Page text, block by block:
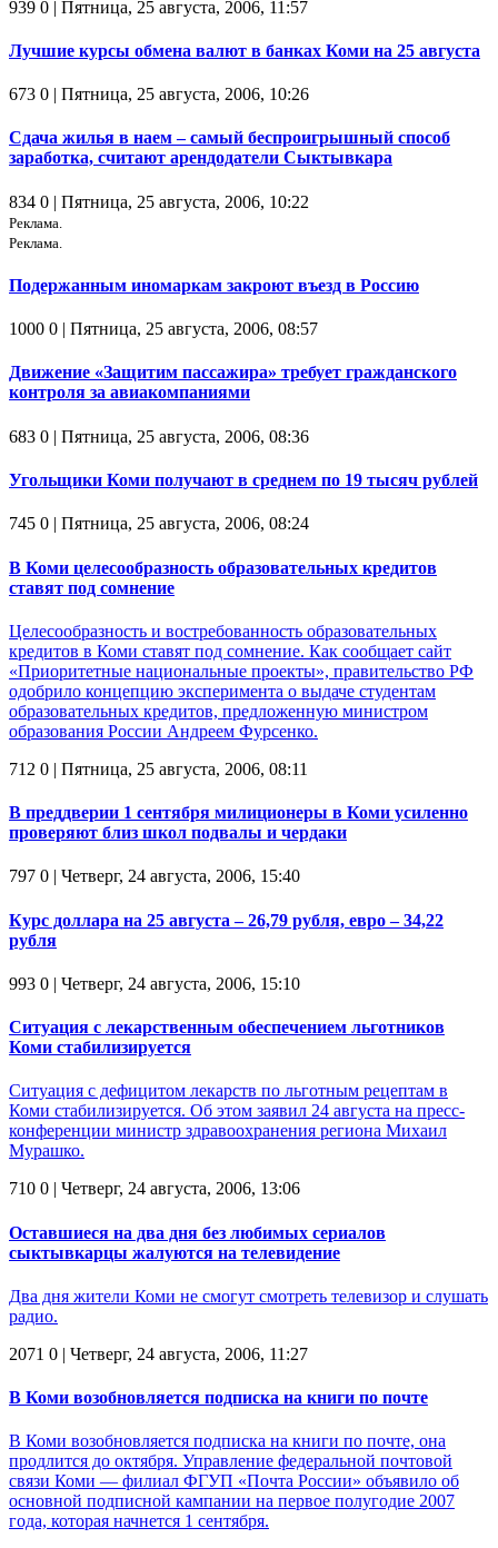
939 0 | Пятница, 25 августа, 2006, 11:57
Лучшие курсы обмена валют в банках Коми на 25 августа
673 0 | Пятница, 25 августа, 2006, 10:26
Сдача жилья в наем – самый беспроигрышный способ
заработка, считают арендодатели Сыктывкара
834 0 | Пятница, 25 августа, 2006, 10:22
Реклама.
Реклама.
Подержанным иномаркам закроют въезд в Россию
1000 0 | Пятница, 25 августа, 2006, 08:57
Движение «Защитим пассажира» требует гражданского
контроля за авиакомпаниями
683 0 | Пятница, 25 августа, 2006, 08:36
Угольщики Коми получают в среднем по 19 тысяч рублей
745 0 | Пятница, 25 августа, 2006, 08:24
В Коми целесообразность образовательных кредитов
ставят под сомнение
Целесообразность и востребованность образовательных
кредитов в Коми ставят под сомнение. Как сообщает сайт
«Приоритетные национальные проекты», правительство РФ
одобрило концепцию эксперимента о выдаче студентам
образовательных кредитов, предложенную министром
образования России Андреем Фурсенко.
712 0 | Пятница, 25 августа, 2006, 08:11
В преддверии 1 сентября милиционеры в Коми усиленно
проверяют близ школ подвалы и чердаки
797 0 | Четверг, 24 августа, 2006, 15:40
Курс доллара на 25 августа – 26,79 рубля, евро – 34,22
рубля
993 0 | Четверг, 24 августа, 2006, 15:10
Ситуация с лекарственным обеспечением льготников
Коми стабилизируется
Ситуация с дефицитом лекарств по льготным рецептам в
Коми стабилизируется. Об этом заявил 24 августа на пресс-
конференции министр здравоохранения региона Михаил
Мурашко.
710 0 | Четверг, 24 августа, 2006, 13:06
Оставшиеся на два дня без любимых сериалов
сыктывкарцы жалуются на телевидение
Два дня жители Коми не смогут смотреть телевизор и слушать
радио.
2071 0 | Четверг, 24 августа, 2006, 11:27
В Коми возобновляется подписка на книги по почте
В Коми возобновляется подписка на книги по почте, она
продлится до октября. Управление федеральной почтовой
связи Коми — филиал ФГУП «Почта России» объявило об
основной подписной кампании на первое полугодие 2007
года, которая начнется 1 сентября.